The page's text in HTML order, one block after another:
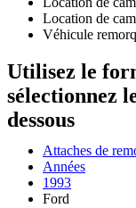
Location de
Véhicule
Utilisez le
sélectionnez
dessous
Attaches de
Années
1993
Ford